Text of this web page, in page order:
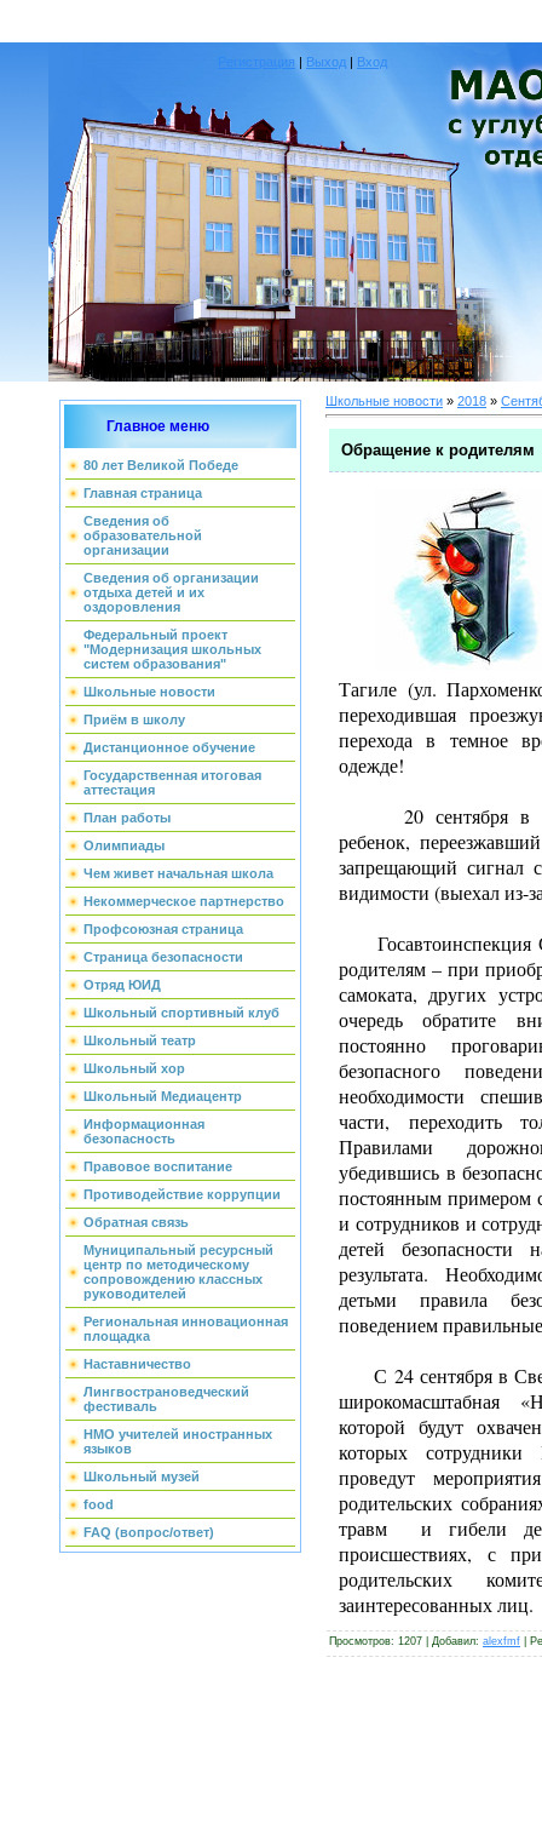
Регистрация | Выход | Вход
Главное меню
80 лет Великой Победе
Главная страница
Сведения об
образовательной
организации
Сведения об организации
отдыха детей и их
оздоровления
Федеральный проект
"Модернизация школьных
систем образования"
Школьные новости
Приём в школу
Дистанционное обучение
Государственная итоговая
аттестация
План работы
Олимпиады
Чем живет начальная школа
Некоммерческое партнерство
Профсоюзная страница
Страница безопасности
Отряд ЮИД
Школьный спортивный клуб
Школьный театр
Школьный хор
Школьный Медиацентр
Информационная
безопасность
Правовое воспитание
Противодействие коррупции
Обратная связь
Муниципальный ресурсный
центр по методическому
сопровождению классных
руководителей
Региональная инновационная
площадка
Наставничество
Лингвострановедческий
фестиваль
НМО учителей иностранных
языков
Школьный музей
food
FAQ (вопрос/ответ)
Школьные новости » 2018 »
Обращение к родителям
Тагиле (ул.
переходившая
перехода в темное
одежде!
20 сентября в
ребенок,
запрещающий сигнал
видимости (выехал из-
Госавтоинспекция
родителям – при
самоката, других
очередь обратите
постоянно
безопасного
необходимости
части, переходить
Правилами
убедившись в
постоянным примером
и сотрудников и
детей безопасности
результата.
детьми правила
поведением
С 24 сентября в
широкомасштабная
которой будут
которых
проведут
родительских
травм и гибели
происшествиях, с
родительских
заинтересованных лиц.
Просмотров: 1207 | Добавил: alexfmf